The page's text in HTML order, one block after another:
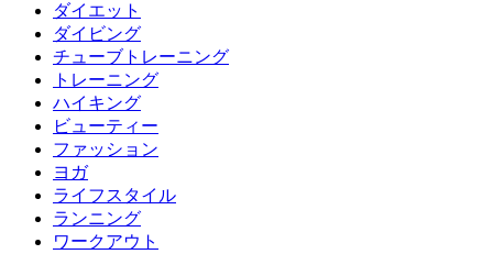
ダイエット
ダイビング
チューブトレーニング
トレーニング
ハイキング
ビューティー
ファッション
ヨガ
ライフスタイル
ランニング
ワークアウト